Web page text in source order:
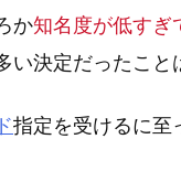
か知名度が低すぎ
決定だったこと
指定を受けるに至